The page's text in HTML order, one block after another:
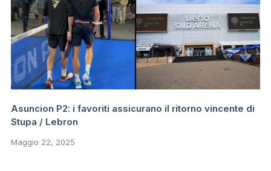
Asuncion P2: i favoriti assicurano il ritorno vincente di
Stupa / Lebron
Maggio 22, 2025